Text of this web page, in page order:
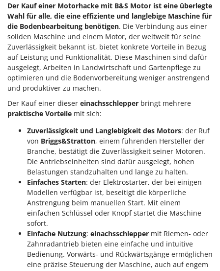
Unger
V
Verdemax
Vesco
Volpi
W
Weber
Wiper EcoRobot
Wolf Garten
Wortex
Worx
Yard Force
Zanon
Zephir
Der Kauf einer Motorhacke mit B&S Motor ist eine überlegte
Wahl für alle, die eine effiziente und langlebige Maschine für
die Bodenbearbeitung benötigen. Die Verbindung aus einer
soliden Maschine und einem Motor, der weltweit für seine
Zuverlässigkeit bekannt ist, bietet konkrete Vorteile in Bezug
auf Leistung und Funktionalität. Diese Maschinen sind dafür
ausgelegt, Arbeiten in Landwirtschaft und Gartenpflege zu
optimieren und die Bodenvorbereitung weniger anstrengend
und produktiver zu machen.
Der Kauf einer dieser einachsschlepper bringt mehrere
praktische Vorteile mit sich:
Zuverlässigkeit und Langlebigkeit des Motors: der Ruf
von Briggs&Stratton, einem führenden Hersteller der
Branche, bestätigt die Zuverlässigkeit seiner Motoren.
Die Antriebseinheiten sind dafür ausgelegt, hohen
Belastungen standzuhalten und lange zu halten.
Einfaches Starten: der Elektrostarter, der bei einigen
Modellen verfügbar ist, beseitigt die körperliche
Anstrengung beim manuellen Start. Mit einem
einfachen Schlüssel oder Knopf startet die Maschine
sofort.
Einfache Nutzung: einachsschlepper mit Riemen- oder
Zahnradantrieb bieten eine einfache und intuitive
Bedienung. Vorwärts- und Rückwärtsgänge ermöglichen
eine präzise Steuerung der Maschine, auch auf engem